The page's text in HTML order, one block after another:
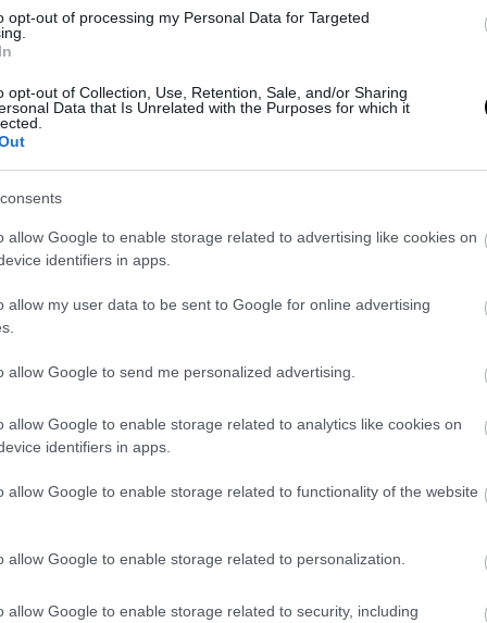
opt-out of processing my Personal Data for Targeted
opt-out of Collection, Use, Retention, Sale, and/or Sharing
Data that Is Unrelated with the Purposes for which it
allow Google to enable storage related to advertising like cookies on
identifiers in apps.
allow my user data to be sent to Google for online advertising
allow Google to send me personalized advertising.
allow Google to enable storage related to analytics like cookies on
identifiers in apps.
allow Google to enable storage related to functionality of the website
allow Google to enable storage related to personalization.
allow Google to enable storage related to security, including
10 Μαΐου ανοίγουν τα διοικητικά δικαστήρια και
ορισμένες διαδικασίες σε ποινικά και
Μαΐου επαννεκινούν οι πρακτικές και
σε ΙΕΚ και Κολέγια ενώ επιτρέπεται η διά ζώσης
των σχολείων δεύτερης ευκαιρίας και
προγράμματος της πιστοποίησης
Μαΐου ανοίγουν τα διοικητικά δικαστήρια και
στο άνοιγμα των Στενών του Ορμούζ –
και αποχώρηση των ΗΠΑ
στην παραλία: Η καλοκαιρινή διασκέδαση που
σώμα
φαρμακευτικές ουσίες